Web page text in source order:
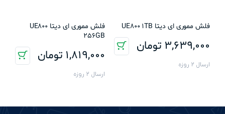
فلش مموری ای دیتا UE800 1TB
3,639,000 تومان
ارسال 2 روزه
فلش مموری ای دیتا UE800
256GB
1,819,000 تومان
ارسال 2 روزه